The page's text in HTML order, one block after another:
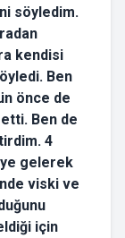
söyledim.
kendisi
Ben
önce de
Ben de
4
gelerek
viski ve
için